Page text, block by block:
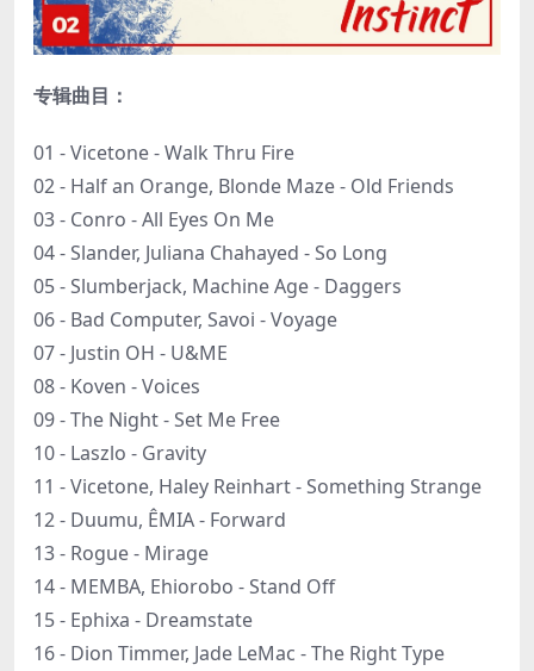
专辑曲目：
01 - Vicetone - Walk Thru Fire
02 - Half an Orange, Blonde Maze - Old Friends
03 - Conro - All Eyes On Me
04 - Slander, Juliana Chahayed - So Long
05 - Slumberjack, Machine Age - Daggers
06 - Bad Computer, Savoi - Voyage
07 - Justin OH - U&ME
08 - Koven - Voices
09 - The Night - Set Me Free
10 - Laszlo - Gravity
11 - Vicetone, Haley Reinhart - Something Strange
12 - Duumu, ÊMIA - Forward
13 - Rogue - Mirage
14 - MEMBA, Ehiorobo - Stand Off
15 - Ephixa - Dreamstate
16 - Dion Timmer, Jade LeMac - The Right Type